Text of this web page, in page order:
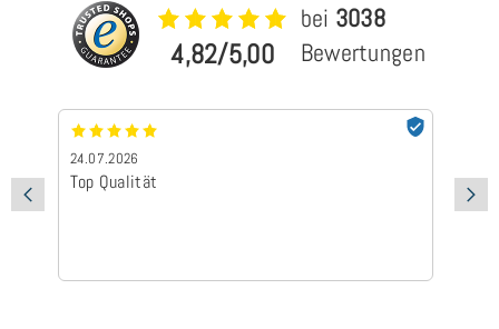
4,82/5,00
bei 3038
Bewertungen
24.07.2026
Schnelle Lieferung und gute Qualität